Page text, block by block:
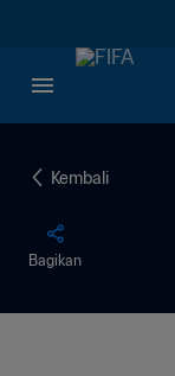
Kembali
Bagikan